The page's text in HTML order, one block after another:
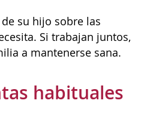
su hijo sobre las
Si trabajan juntos,
a mantenerse sana.
habituales